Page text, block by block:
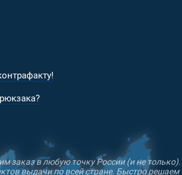
заказ в любую точку России (и не только).
выдачи по всей стране. Быстро решаем